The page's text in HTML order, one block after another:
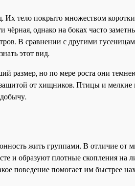
Их тело покрыто множеством
чёрная, однако на боках часто
В сравнении с другими
этот вид.
размер, но по мере роста они
от хищников. Птицы и
жить группами. В отличие от
и образуют плотные скопления на
поведение помогает им быстрее